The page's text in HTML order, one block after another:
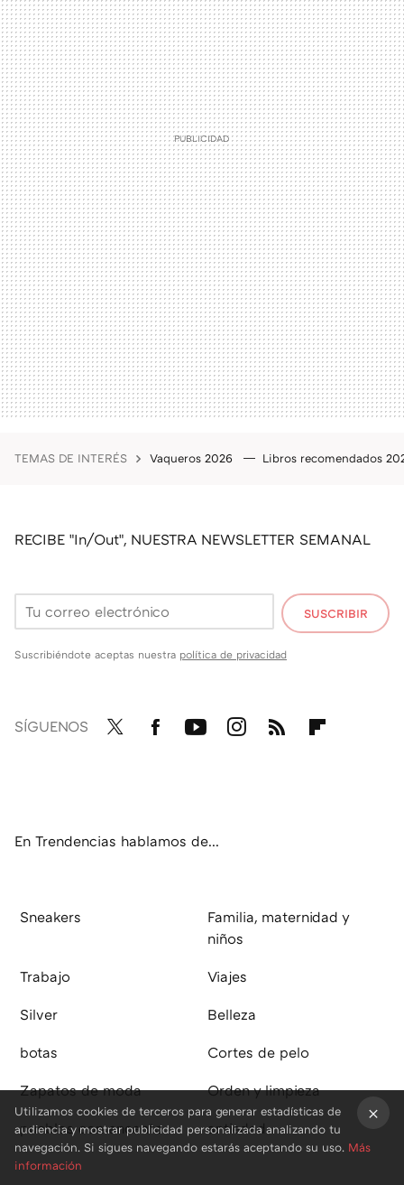
TEMAS DE INTERÉS Vaqueros 2026 Libros recomendados
RECIBE "In/Out", NUESTRA NEWSLETTER SEMANAL
SUSCRIBIR
Suscribiéndote aceptas nuestra política de privacidad
SÍGUENOS
En Trendencias hablamos de...
Sneakers
Familia, maternidad y
niños
Trabajo Viajes
Silver Belleza
botas Cortes de pelo
Zapatos de moda Orden y limpieza
pueblos con encanto antiedad
Utilizamos cookies de terceros para generar estadísticas de
audiencia y mostrar publicidad personalizada analizando tu
navegación. Si sigues navegando estarás aceptando su uso. Más
información